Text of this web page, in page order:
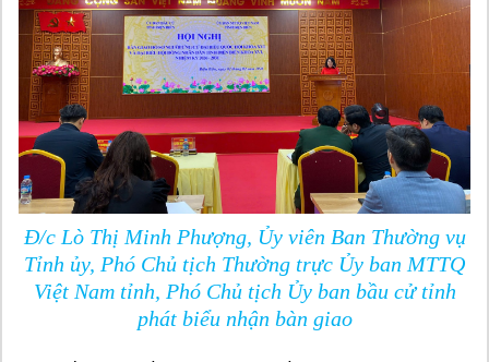
Đ/c Lò Thị Minh Phượng, Ủy viên Ban Thường vụ
Tỉnh ủy, Phó Chủ tịch Thường trực Ủy ban MTTQ
Việt Nam tỉnh, Phó Chủ tịch Ủy ban bầu cử tỉnh
phát biểu nhận bàn giao